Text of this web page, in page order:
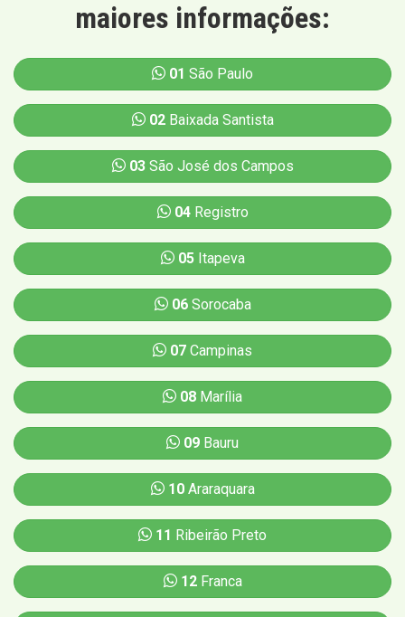
maiores informações:
01 São Paulo
02Baixada Santista
03São José dos Campos
04Registro
05Itapeva
06Sorocaba
07 Campinas
08 Marília
09 Bauru
10Araraquara
11 Ribeirão Preto
12Franca